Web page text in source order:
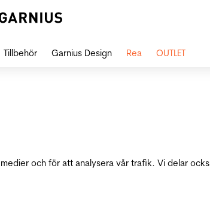
och för att analysera vår trafik. Vi delar
Tillbehör Garnius Design Rea OUTLET